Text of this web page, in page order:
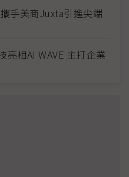
手美商Juxta引進尖端
亮相AI WAVE 主打企業